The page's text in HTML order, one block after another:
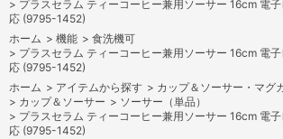
> プラスセラム ティーコーヒー兼用ソーサー 16cm 電
応 (9795-1452)
ホーム > 機能 > 食洗機可
> プラスセラム ティーコーヒー兼用ソーサー 16cm 電
応 (9795-1452)
ホーム > アイテムから探す > カップ＆ソーサー・マグ
> カップ＆ソーサー > ソーサー（単品）
> プラスセラム ティーコーヒー兼用ソーサー 16cm 電
応 (9795-1452)